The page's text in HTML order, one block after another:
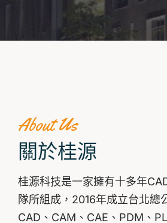
About Us
關於桂源
桂源科技是一家擁有十多年
隊所組成，2016年成立台北總
CAD、CAM、CAE、PDM、